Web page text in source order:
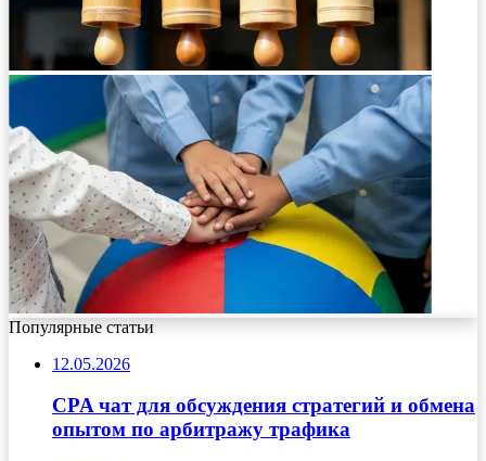
Популярные статьи
12.05.2026
CPA чат для обсуждения стратегий и обмена
опытом по арбитражу трафика